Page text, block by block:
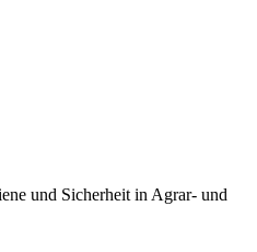
und Sicherheit in Agrar- und